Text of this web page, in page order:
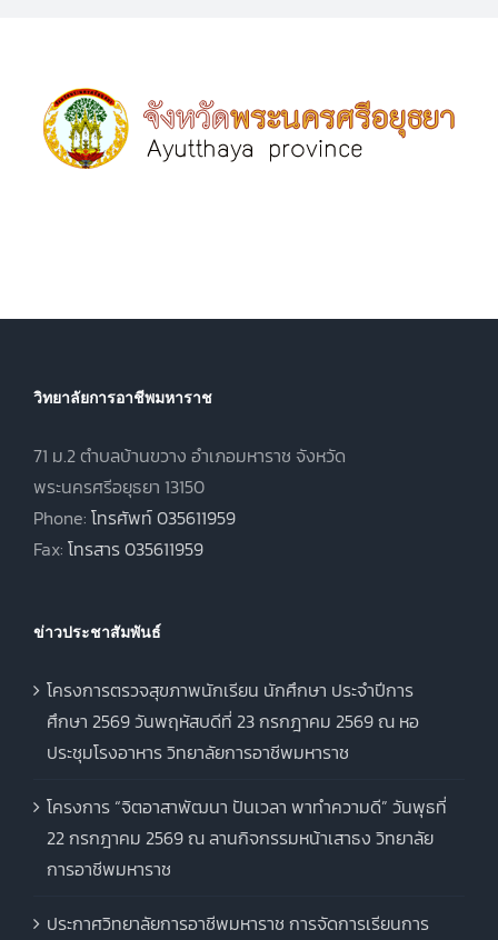
วิทยาลัยการอาชีพมหาราช
71 ม.2 ตำบลบ้านขวาง อำเภอมหาราช จังหวัด
พระนครศรีอยุธยา 13150
Phone: โทรศัพท์ 035611959
Fax: โทรสาร 035611959
ข่าวประชาสัมพันธ์
โครงการตรวจสุขภาพนักเรียน นักศึกษา ประจำปีการ
ศึกษา 2569 วันพฤหัสบดีที่ 23 กรกฎาคม 2569 ณ หอ
ประชุมโรงอาหาร วิทยาลัยการอาชีพมหาราช
โครงการ “จิตอาสาพัฒนา ปันเวลา พาทำความดี” วันพุธที่
22 กรกฎาคม 2569 ณ ลานกิจกรรมหน้าเสาธง วิทยาลัย
การอาชีพมหาราช
ประกาศวิทยาลัยการอาชีพมหาราช การจัดการเรียนการ